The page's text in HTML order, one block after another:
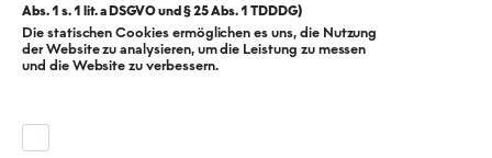
Starkes
Die statischen Cookies ermöglichen es uns, die Nutzung
der Website zu analysieren, um die Leistung zu messen
und die Website zu verbessern.